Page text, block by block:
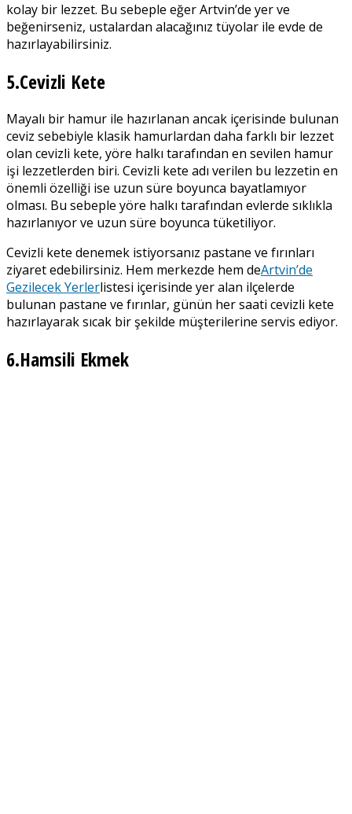
kolay bir lezzet. Bu sebeple eğer Artvin’de yer ve
beğenirseniz, ustalardan alacağınız tüyolar ile evde de
hazırlayabilirsiniz.
5.Cevizli Kete
Mayalı bir hamur ile hazırlanan ancak içerisinde bulunan
ceviz sebebiyle klasik hamurlardan daha farklı bir lezzet
olan cevizli kete, yöre halkı tarafından en sevilen hamur
işi lezzetlerden biri. Cevizli kete adı verilen bu lezzetin en
önemli özelliği ise uzun süre boyunca bayatlamıyor
olması. Bu sebeple yöre halkı tarafından evlerde sıklıkla
hazırlanıyor ve uzun süre boyunca tüketiliyor.
Cevizli kete denemek istiyorsanız pastane ve fırınları
ziyaret edebilirsiniz. Hem merkezde hem deArtvin’de
Gezilecek Yerlerlistesi içerisinde yer alan ilçelerde
bulunan pastane ve fırınlar, günün her saati cevizli kete
hazırlayarak sıcak bir şekilde müşterilerine servis ediyor.
6.Hamsili Ekmek